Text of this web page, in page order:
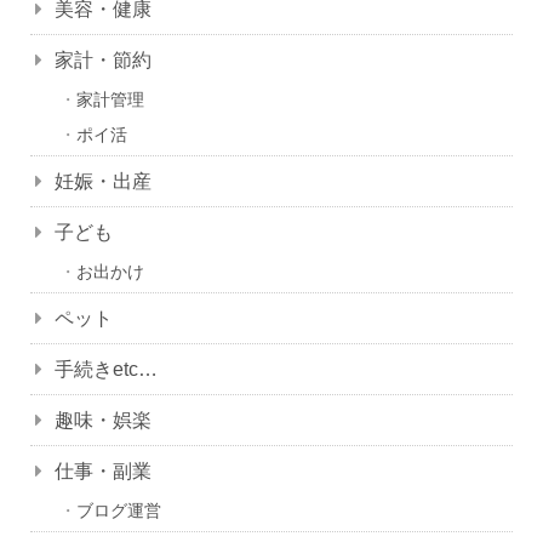
美容・健康
家計・節約
家計管理
ポイ活
妊娠・出産
子ども
お出かけ
ペット
手続きetc…
趣味・娯楽
仕事・副業
ブログ運営